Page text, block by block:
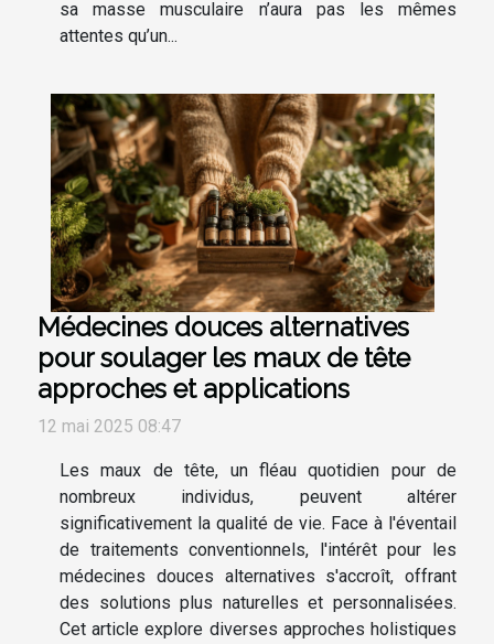
sa masse musculaire n’aura pas les mêmes
attentes qu’un...
Médecines douces alternatives
pour soulager les maux de tête
approches et applications
12 mai 2025 08:47
Les maux de tête, un fléau quotidien pour de
nombreux individus, peuvent altérer
significativement la qualité de vie. Face à l'éventail
de traitements conventionnels, l'intérêt pour les
médecines douces alternatives s'accroît, offrant
des solutions plus naturelles et personnalisées.
Cet article explore diverses approches holistiques